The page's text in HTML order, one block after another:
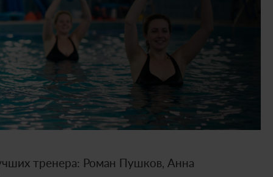
тренера: Роман Пушков, Анна